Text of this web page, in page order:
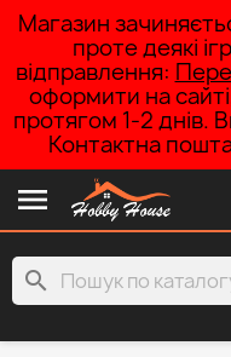
Магазин
проте деякі
відправлення:
оформити на
протягом 1-2 днів.
Контактна

search